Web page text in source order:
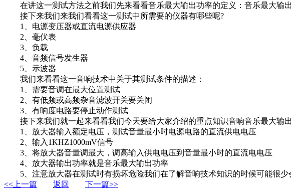
在讲这一测试方法之前我们先来看看音乐最大输出功率的定义：音乐最大输出
接下来我们来我们看看这一测试中所需要的仪器有哪些呢?
1、电源变压器或直流电源供应器
2、毫伏表
3、负载
4、音频信号发生器
5、示波器
我们来看看这一音响技术中关于其测试条件的描述：
1、需要音调在最大位置测试
2、有低频或高频杂音滤波开关要关闭
3、有响度电路要停止动作测试
接下来我们就一起来看看我们今天要给大家介绍的重点知识音响音乐最大输出
1、放大器输入额定电压，测试音量最小时电源电路的直流供电电压
2、输入1KHZ1000mV信号
3、将放大器音量调最大，调高输入供电电压到音量最小时的直流电电压
4、放大器输出功率就是音乐最大输出功率
5、注意放大器在测试时有损坏危险我们在了解音响技术知识的时候可能很少
<<上一篇
返回 下一篇>>